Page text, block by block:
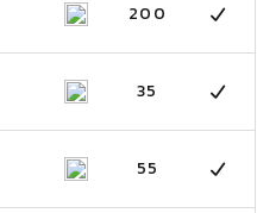
200
35
55